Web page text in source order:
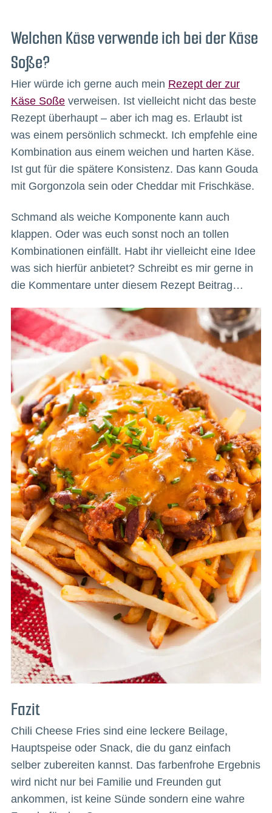
Welchen Käse verwende ich bei der Käse
Soße?
Hier würde ich gerne auch mein Rezept der zur
Käse Soßeverweisen. Ist vielleicht nicht das beste
Rezept überhaupt – aber ich mag es. Erlaubt ist
was einem persönlich schmeckt. Ich empfehle eine
Kombination aus einem weichen und harten Käse.
Ist gut für die spätere Konsistenz. Das kann Gouda
mit Gorgonzola sein oder Cheddar mit Frischkäse.
Schmand als weiche Komponente kann auch
klappen. Oder was euch sonst noch an tollen
Kombinationen einfällt. Habt ihr vielleicht eine Idee
was sich hierfür anbietet? Schreibt es mir gerne in
die Kommentare unter diesem Rezept Beitrag…
Fazit
Chili Cheese Fries sind eine leckere Beilage,
Hauptspeise oder Snack, die du ganz einfach
selber zubereiten kannst. Das farbenfrohe Ergebnis
wird nicht nur bei Familie und Freunden gut
ankommen, ist keine Sünde sondern eine wahre